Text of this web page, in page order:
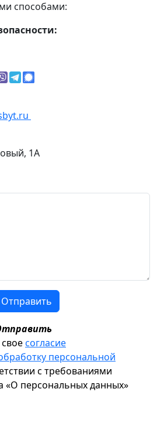
способами:
1А
Отправить
согласие
персональной
с требованиями
«О персональных данных»